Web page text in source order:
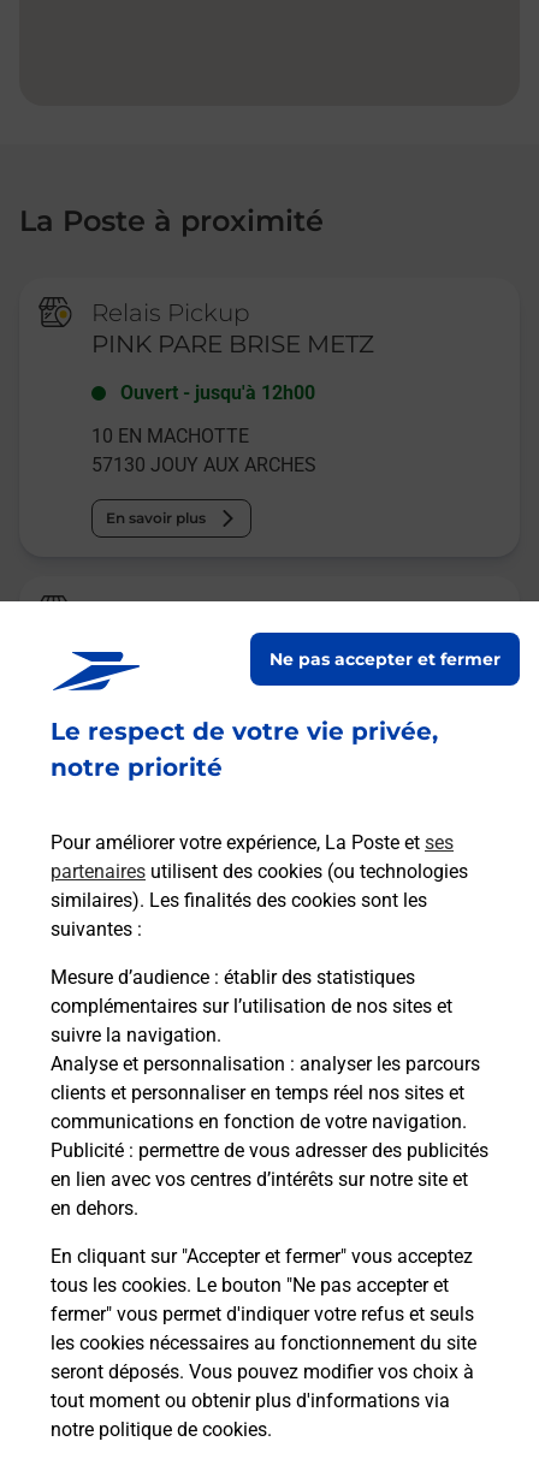
Le respect de votre vie privée,
notre priorité
Pour améliorer votre expérience, La Poste et ses
partenaires utilisent des cookies (ou technologies
similaires). Les finalités des cookies sont les
suivantes :
Mesure d’audience : établir des statistiques
complémentaires sur l’utilisation de nos sites et
suivre la navigation.
Analyse et personnalisation : analyser les parcours
clients et personnaliser en temps réel nos sites et
communications en fonction de votre navigation.
Publicité : permettre de vous adresser des publicités
en lien avec vos centres d’intérêts sur notre site et
en dehors.
En cliquant sur "Accepter et fermer" vous acceptez
tous les cookies. Le bouton "Ne pas accepter et
fermer" vous permet d'indiquer votre refus et seuls
les cookies nécessaires au fonctionnement du site
seront déposés. Vous pouvez modifier vos choix à
tout moment ou obtenir plus d'informations via
notre politique de cookies.
Ne pas accepter et fermer
La Poste à proximité
Relais Pickup
PINK PARE BRISE METZ
Ouvert - jusqu'à 12h00
10 EN MACHOTTE
57130 JOUY AUX ARCHES
En savoir plus
Relais Pickup
CONSIGNE CC CRF MOULINS
jusqu'à 20h30
44 AVENUE JEAN CLAUDE THEOBALD
57160 MOULINS LES METZ
Malin !
La Poste
en ligne
Ouvert 24h/24
En savoir plus
CONSIGNE PRODOR AUGNY